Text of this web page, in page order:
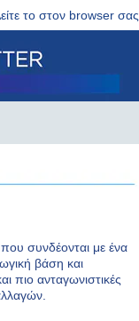
το στον browser σας.
συνδέονται με ένα
βάση και
πιο ανταγωνιστικές